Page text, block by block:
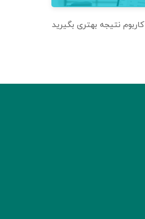
کاربوم نتیجه بهتری بگیرید